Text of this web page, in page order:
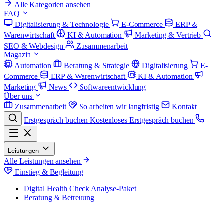
Alle Kategorien ansehen
FAQ
Digitalisierung & Technologie
E-Commerce
ERP &
Warenwirtschaft
KI & Automation
Marketing & Vertrieb
SEO & Webdesign
Zusammenarbeit
Magazin
Automation
Beratung & Strategie Digitalisierung
E-
Commerce
ERP & Warenwirtschaft
KI & Automation
Marketing
News
Softwareentwicklung
Über uns
Zusammenarbeit
So arbeiten wir langfristig
Kontakt
Erstgespräch buchen Kostenloses Erstgespräch buchen
Leistungen
Alle Leistungen ansehen
Einstieg & Begleitung
Digital Health Check Analyse-Paket
Beratung & Betreuung